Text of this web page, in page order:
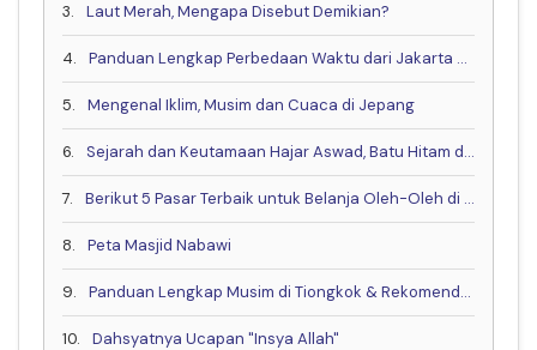
3. Laut Merah, Mengapa Disebut Demikian?
4. Panduan Lengkap Perbedaan Waktu dari Jakarta ke China, Eropa dan Negara Lain
5. Mengenal Iklim, Musim dan Cuaca di Jepang
6. Sejarah dan Keutamaan Hajar Aswad, Batu Hitam dari Surga
7. Berikut 5 Pasar Terbaik untuk Belanja Oleh-Oleh di Kota Makkah
8. Peta Masjid Nabawi
9. Panduan Lengkap Musim di Tiongkok & Rekomendasi Waktu Terbaik untuk Berkunjung!
10. Dahsyatnya Ucapan "Insya Allah"